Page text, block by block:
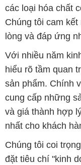
các loại hóa chất
Chúng tôi cam
lòng và đáp ứng
Với nhiều năm
hiểu rõ tầm quan
sản phẩm. Chính
cung cấp những
và giá thành hợp
nhất cho khách
Chúng tôi coi
đặt tiêu chí "kinh